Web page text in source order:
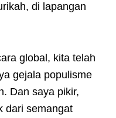
di lapangan
global, kita telah
gejala populisme
Dan saya pikir,
dari semangat